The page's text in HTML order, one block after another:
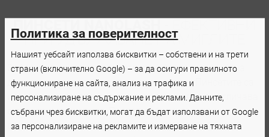
ПИНСЕТИ NANOLASH
ПРИ УДЪЛЖАВАНЕ НА МИГЛИТЕ
Забравете за натоварването на китката по време на
дългите часове работа във вашия салон. Пинсетите са
изработени от неръждаема стомана, която се отличава
слекота и гъвкавост. Пасват добре в ръката и
осигуряват много прецизен захват, така че когато
Политика за поверителност
Нашият уебсайт използва бисквитки – собствени и на трети
страни (включително Google) – за да осигури правилното
функциониране на сайта, анализ на трафика и
персонализиране на съдържание и реклами. Данните,
събрани чрез бисквитки, могат да бъдат използвани от Google
за персонализиране на рекламите и измерване на тяхната